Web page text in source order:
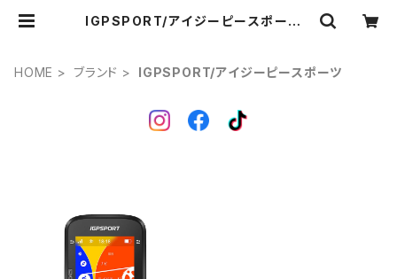
IGPSPORT/アイジーピースポーツ |
HOME ブランド IGPSPORT/アイジーピースポーツ